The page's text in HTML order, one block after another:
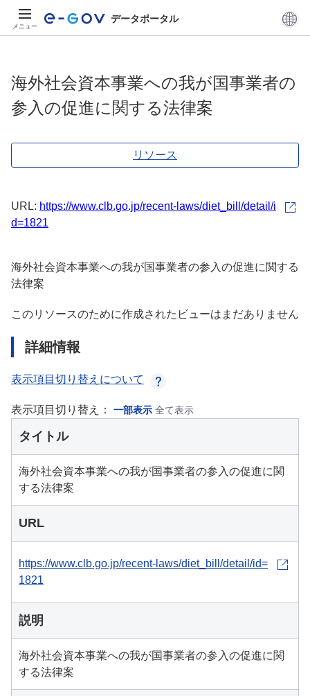
メニュー
データポータル
海外社会資本事業への我が国事業者の
参入の促進に関する法律案
リソース
URL: https://www.clb.go.jp/recent-laws/diet_bill/detail/i
d=1821
海外社会資本事業への我が国事業者の参入の促進に関する
法律案
このリソースのために作成されたビューはまだありません
詳細情報
表示項目切り替えについて
表示項目切り替え： 一部表示 全て表示
タイトル
海外社会資本事業への我が国事業者の参入の促進に関
する法律案
URL
https://www.clb.go.jp/recent-laws/diet_bill/detail/id=
1821
説明
海外社会資本事業への我が国事業者の参入の促進に関
する法律案